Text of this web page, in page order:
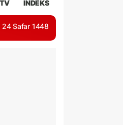
TV INDEKS
24 Safar 1448